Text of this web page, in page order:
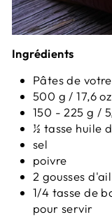
Ingrédients
Pâtes de
500 g / 17,6
150 - 225 g /
½ tasse huile
sel
poivre
2 gousses
1/4 tasse de
pour servir